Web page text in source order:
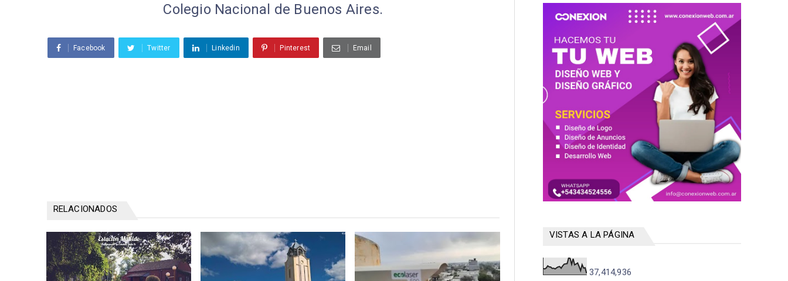
Colegio Nacional de Buenos Aires.
Facebook Twitter Linkedin Pinterest Email
RELACIONADOS
VISTAS A LA PÁGINA
37,414,936